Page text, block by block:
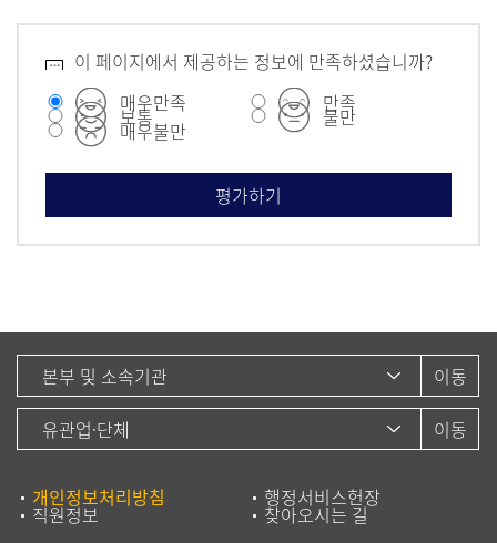
이 페이지에서 제공하는 정보에 만족하셨습니까?
매우만족
만족
보통 불만
매우불만
개인정보처리방침 행정서비스헌장
직원정보 찾아오시는 길